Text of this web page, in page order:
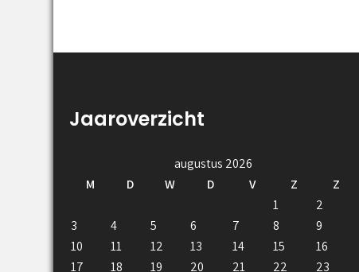
Jaaroverzicht
augustus 2026
M
D W D V Z
Z
1
2
3
4 5 6 7 8
9
10
11 12 13 14 15
16
17
18 19 20 21 22 23